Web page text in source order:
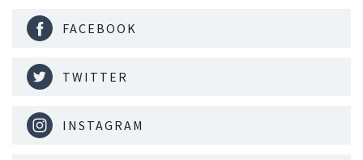
FACEBOOK
TWITTER
INSTAGRAM